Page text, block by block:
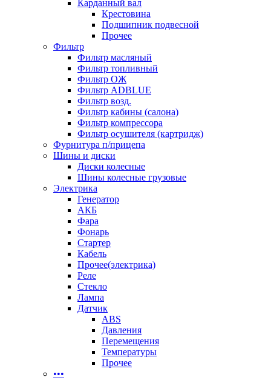
Карданный вал
Крестовина
Подшипник подвесной
Прочее
Фильтр
Фильтр масляный
Фильтр топливный
Фильтр ОЖ
Фильтр ADBLUE
Фильтр возд.
Фильтр кабины (салона)
Фильтр компрессора
Фильтр осушителя (картридж)
Фурнитура п/прицепа
Шины и диски
Диски колесные
Шины колесные грузовые
Электрика
Генератор
АКБ
Фара
Фонарь
Стартер
Кабель
Прочее(электрика)
Реле
Стекло
Лампа
Датчик
ABS
Давления
Перемещения
Температуры
Прочее
•••